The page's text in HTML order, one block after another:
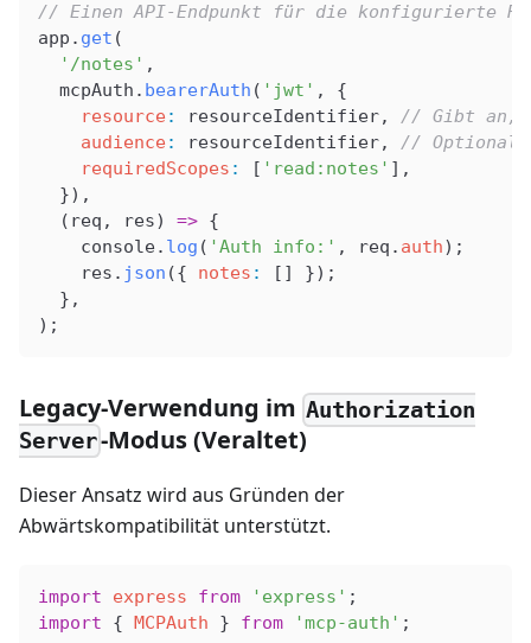
// Einen API-Endpunkt für die konfigurierte
app . get (
  '/notes'
,
  mcpAuth
. bearerAuth ( 'jwt' , {
    resource
: resourceIdentifier, // Gibt an,
    audience
: resourceIdentifier, // Optional:
    requiredScopes
: [ 'read:notes' ],
  }),
  (
req , res) => {
    console
. log ( 'Auth info:' , req . auth);
    res
. json ({ notes :
[] });
  },
);
Legacy-Verwendung im Authorization
Server-Modus (Veraltet)
Dieser Ansatz wird aus Gründen der
Abwärtskompatibilität unterstützt.
import express from 'express' ;
import { MCPAuth } from 'mcp-auth' ;